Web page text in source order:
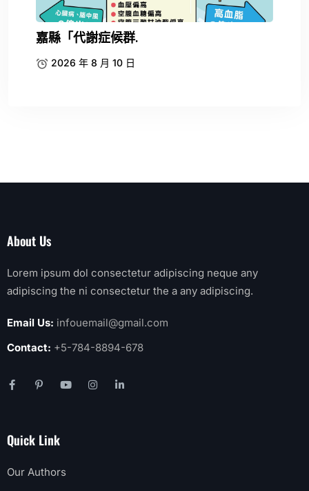
嘉縣「代謝症候群.
2026 年 8 月 10 日
About Us
Lorem ipsum dol consectetur adipiscing neque any
adipiscing the ni consectetur the a any adipiscing.
Email Us: infouemail@gmail.com
Contact: +5-784-8894-678
Quick Link
Our Authors